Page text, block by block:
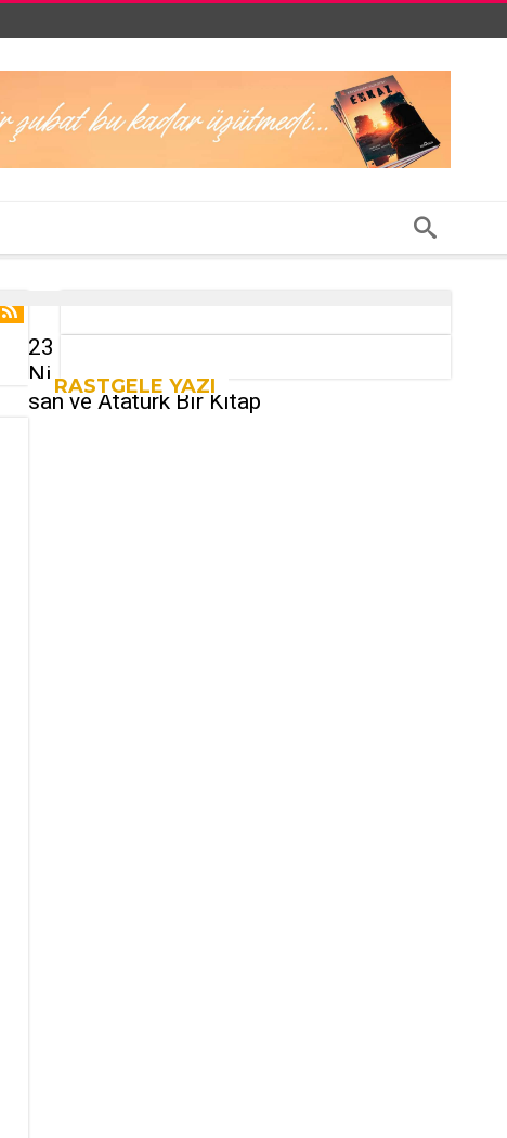
RASTGELE YAZI
23
Ni
san ve Atatürk Bir Kitap